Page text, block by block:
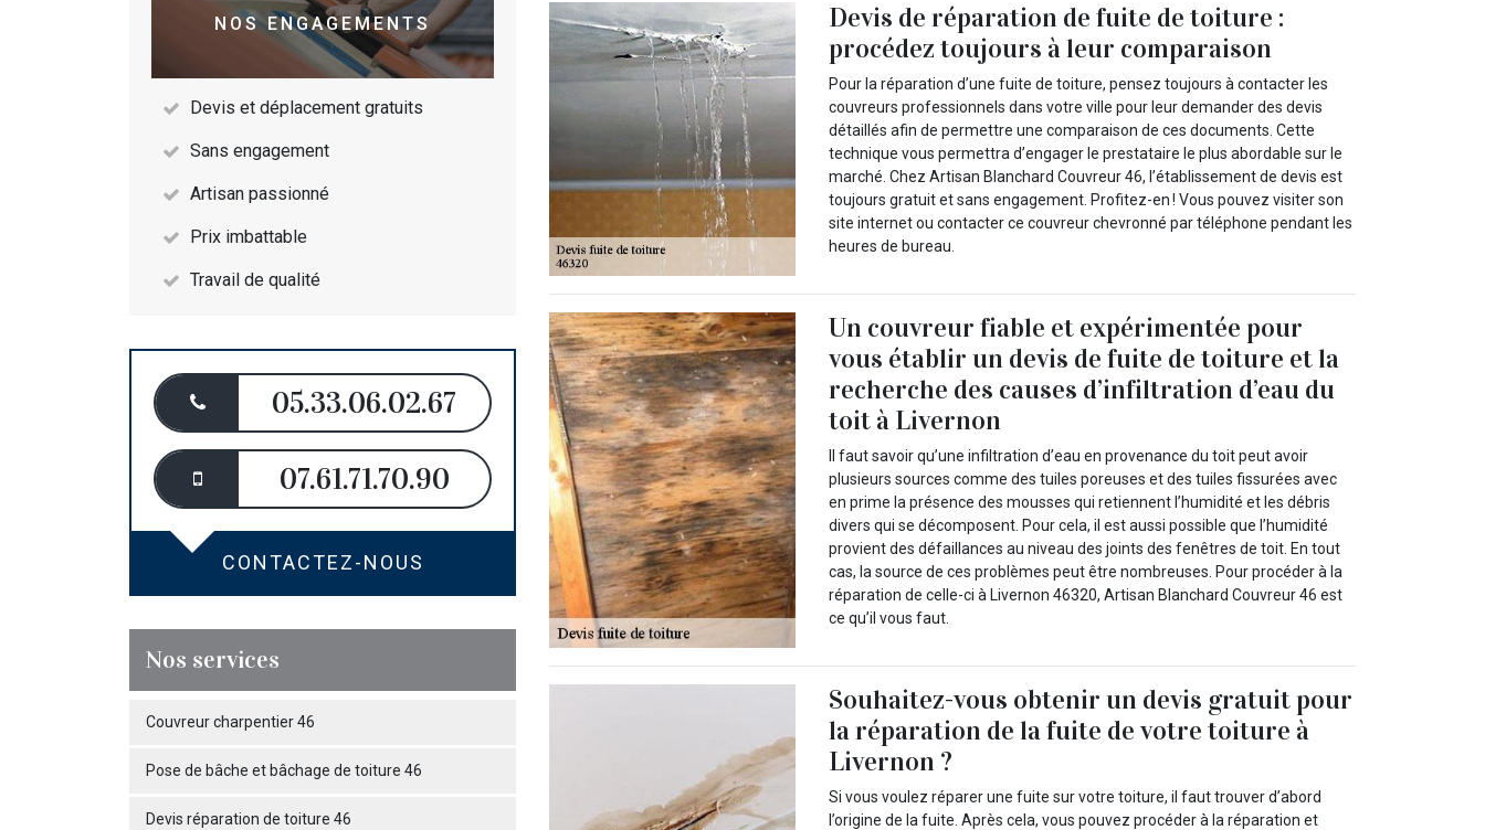
NOS ENGAGEMENTS
Devis et déplacement gratuits
Sans engagement
Artisan passionné
Prix imbattable
Travail de qualité
05.33.06.02.67
07.61.71.70.90
CONTACTEZ-NOUS
Nos services
Couvreur charpentier 46
Pose de bâche et bâchage de toiture 46
Devis réparation de toiture 46
Devis de réparation de fuite de toiture :
procédez toujours à leur comparaison
Pour la réparation d’une fuite de toiture, pensez toujours à contacter les
couvreurs professionnels dans votre ville pour leur demander des devis
détaillés afin de permettre une comparaison de ces documents. Cette
technique vous permettra d’engager le prestataire le plus abordable sur le
marché. Chez Artisan Blanchard Couvreur 46, l’établissement de devis est
toujours gratuit et sans engagement. Profitez-en ! Vous pouvez visiter son
site internet ou contacter ce couvreur chevronné par téléphone pendant les
heures de bureau.
Un couvreur fiable et expérimentée pour
vous établir un devis de fuite de toiture et la
recherche des causes d’infiltration d’eau du
toit à Livernon
Il faut savoir qu’une infiltration d’eau en provenance du toit peut avoir
plusieurs sources comme des tuiles poreuses et des tuiles fissurées avec
en prime la présence des mousses qui retiennent l’humidité et les débris
divers qui se décomposent. Pour cela, il est aussi possible que l’humidité
provient des défaillances au niveau des joints des fenêtres de toit. En tout
cas, la source de ces problèmes peut être nombreuses. Pour procéder à la
réparation de celle-ci à Livernon 46320, Artisan Blanchard Couvreur 46 est
ce qu’il vous faut.
Souhaitez-vous obtenir un devis gratuit pour
la réparation de la fuite de votre toiture à
Livernon ?
Si vous voulez réparer une fuite sur votre toiture, il faut trouver d’abord
l’origine de la fuite. Après cela, vous pouvez procéder à la réparation et